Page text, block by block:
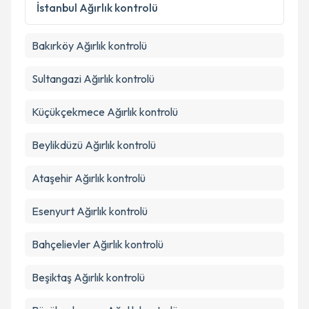
Metni'ni okudum ve kişisel verilerimin belirtilen
Takvim Talebini Gönder
İstanbul Ağırlık kontrolü
Bakırköy Ağırlık kontrolü
Sultangazi Ağırlık kontrolü
Küçükçekmece Ağırlık kontrolü
Beylikdüzü Ağırlık kontrolü
Ataşehir Ağırlık kontrolü
Esenyurt Ağırlık kontrolü
Bahçelievler Ağırlık kontrolü
Beşiktaş Ağırlık kontrolü